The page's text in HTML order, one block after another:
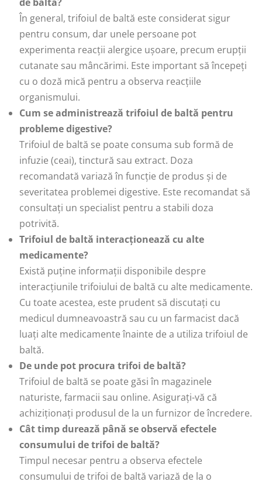
În general, trifoiul de baltă este considerat sigur
pentru consum, dar unele persoane pot
experimenta reacții alergice ușoare, precum erupții
cutanate sau mâncărimi. Este important să începeți
cu o doză mică pentru a observa reacțiile
organismului.
Cum se administrează trifoiul de baltă pentru
probleme digestive?
Trifoiul de baltă se poate consuma sub formă de
infuzie (ceai), tinctură sau extract. Doza
recomandată variază în funcție de produs și de
severitatea problemei digestive. Este recomandat să
consultați un specialist pentru a stabili doza
potrivită.
Trifoiul de baltă interacționează cu alte
medicamente?
Există puține informații disponibile despre
interacțiunile trifoiului de baltă cu alte medicamente.
Cu toate acestea, este prudent să discutați cu
medicul dumneavoastră sau cu un farmacist dacă
luați alte medicamente înainte de a utiliza trifoiul de
baltă.
De unde pot procura trifoi de baltă?
Trifoiul de baltă se poate găsi în magazinele
naturiste, farmacii sau online. Asigurați-vă că
achiziționați produsul de la un furnizor de încredere.
Cât timp durează până se observă efectele
consumului de trifoi de baltă?
Timpul necesar pentru a observa efectele
consumului de trifoi de baltă variază de la o